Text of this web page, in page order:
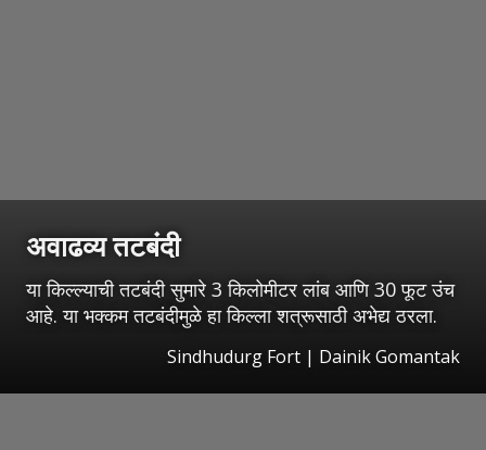
अवाढव्य तटबंदी
या किल्ल्याची तटबंदी सुमारे 3 किलोमीटर लांब आणि 30 फूट उंच
आहे. या भक्कम तटबंदीमुळे हा किल्ला शत्रूसाठी अभेद्य ठरला.
Sindhudurg Fort | Dainik Gomantak